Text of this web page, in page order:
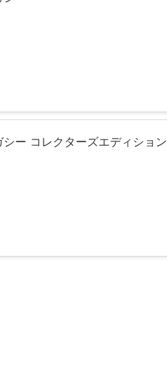
ー コレクターズエディション